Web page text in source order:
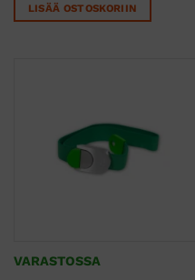
LISÄÄ OSTOSKORIIN
VARASTOSSA